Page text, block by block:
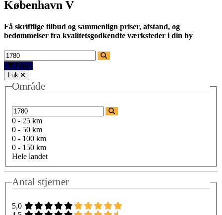
København V
Få skriftlige tilbud og sammenlign priser, afstand, og
bedømmelser fra kvalitetsgodkendte værksteder i din by
Filtre
Luk
Område
0 - 25 km
0 - 50 km
0 - 100 km
0 - 150 km
Hele landet
Antal stjerner
5,0